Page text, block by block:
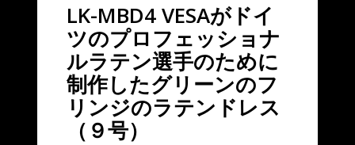
LK-MBD4 VESAがドイ
ツのプロフェッショナ
ルラテン選手のために
制作したグリーンのフ
リンジのラテンドレス
（９号）